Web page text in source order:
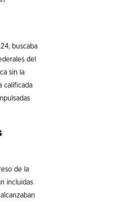
buscaba
del
sin la
calificada
de la
incluidas